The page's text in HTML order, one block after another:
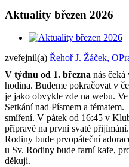
Aktuality březen 2026
zveřejnil(a) Řehoř J. Žáček,
V týdnu od 1. března nás
hodina. Budeme pokračovat v
je jako obvykle zde na webu.
Setkání nad Písmem a
smíření. V pátek od 16:45 v
přípravě na první svaté
Rodiny bude prvopáteční
u Sv. Rodiny bude farní kafe,
děkuji.